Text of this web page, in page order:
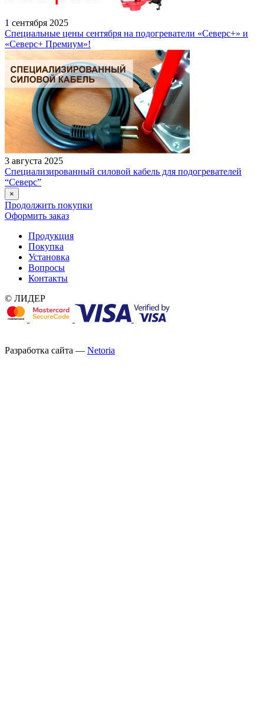
1 сентября 2025
Специальные цены сентября на подогреватели «Северс+» и
«Северс+ Премиум»!
3 августа 2025
Специализированный силовой кабель для подогревателей
“Северс”
×
Продолжить покупки
Оформить заказ
Продукция
Покупка
Установка
Вопросы
Контакты
© ЛИДЕР
Разработка сайта — Netoria